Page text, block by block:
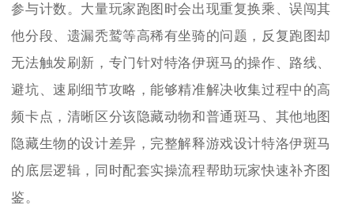
参与计数。大量玩家跑图时会出现重复换乘、误闯其
他分段、遗漏秃鹫等高稀有坐骑的问题，反复跑图却
无法触发刷新，专门针对特洛伊斑马的操作、路线、
避坑、速刷细节攻略，能够精准解决收集过程中的高
频卡点，清晰区分该隐藏动物和普通斑马、其他地图
隐藏生物的设计差异，完整解释游戏设计特洛伊斑马
的底层逻辑，同时配套实操流程帮助玩家快速补齐图
鉴。